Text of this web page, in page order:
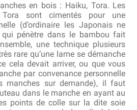
en bois : Haiku, Tora. Les
sont cimentés pour une
(d’ordinaire les Japonais ne
qui pénètre dans le bambou fait
une technique plusieurs
rare qu’une lame se démanche
cela devait arriver, ou que vous
par convenance personnelle
manches sur demande), il faut
dans le manche en ayant au
points de colle sur la dite soie